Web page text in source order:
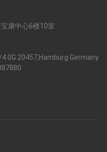
康中心6楼10室
20457,Hamburg Germany